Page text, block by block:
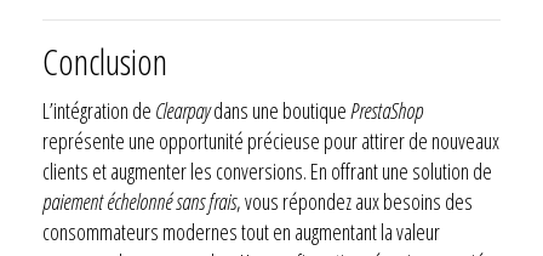
Conclusion
L’intégration de Clearpaydans une boutiquePrestaShop
représente une opportunité précieuse pour attirer de nouveaux
clients et augmenter les conversions. En offrant une solution de
paiement échelonné sans frais, vous répondez aux besoins des
consommateurs modernes tout en augmentant la valeur